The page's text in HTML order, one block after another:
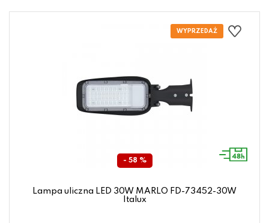
- 58 %
Lampa uliczna LED 30W MARLO FD-73452-30W
Italux